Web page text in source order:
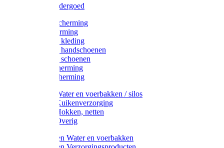
Thermo ondergoed
Gehoorbescherming
Oogbescherming
Disposable kleding
Disposable handschoenen
Disposable schoenen
Mondbescherming
Hoofdbescherming
Pluimvee Water en voerbakken / silos
Pluimvee Kuikenverzorging
Pluimvee Hokken, netten
Pluimvee Overig
Knaagdieren Water en voerbakken